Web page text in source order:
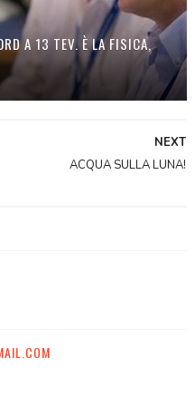
A 13 TEV. È LA FISICA,
NEXT
ACQUA SULLA LUNA!